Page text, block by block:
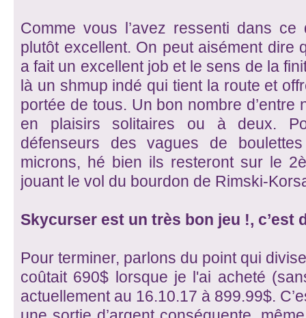
Comme vous l’avez ressenti dans
plutôt excellent. On peut aisément dire
a fait un excellent job et le sens de la
là un shmup indé qui tient la route et
portée de tous. Un bon nombre
en plaisirs solitaires ou à deux.
défenseurs des vagues de
microns, hé bien ils resteront sur le
jouant le vol du bourdon de Rimski-
Skycurser est un très bon jeu !, c’est
Pour terminer, parlons du point qui
coûtait 690$ lorsque je l'ai acheté
actuellement au 16.10.17 à 899.99$.